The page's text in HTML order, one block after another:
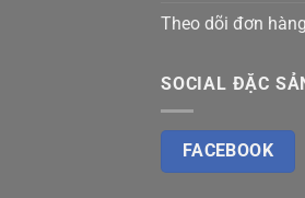
Theo dõi đơn hàng
SOCIAL ĐẶC
FACEBOOK